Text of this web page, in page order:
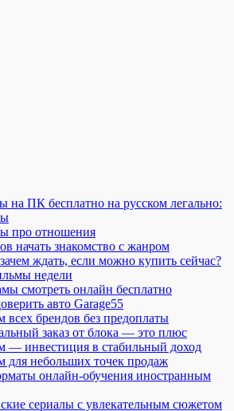
на ПК бесплатно на русском легально:
про отношения
начать знакомство с жанром
ждать, если можно купить сейчас?
недели
смотреть онлайн бесплатно
авто Garage55
всех брендов без предоплаты
заказ от блока — это плюс
— инвестиция в стабильный доход
для небольших точек продаж
онлайн-обучения иностранным
сериалы с увлекательным сюжетом